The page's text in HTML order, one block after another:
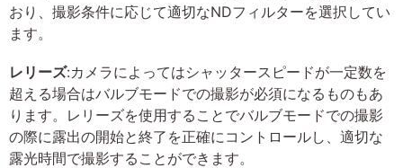
おり、撮影条件に応じて適切なNDフィルターを選択してい
ます。
レリーズ:カメラによってはシャッタースピードが一定数を
超える場合はバルブモードでの撮影が必須になるものもあ
ります。レリーズを使用することでバルブモードでの撮影
の際に露出の開始と終了を正確にコントロールし、適切な
露光時間で撮影することができます。